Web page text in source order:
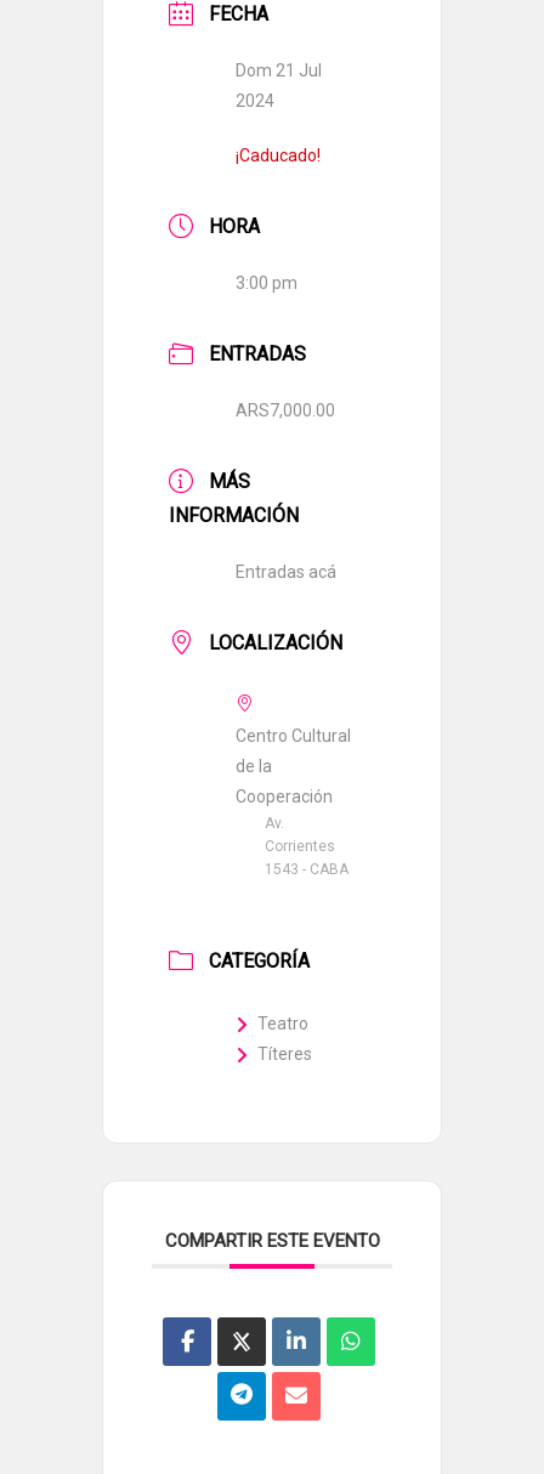
FECHA
Dom 21 Jul
2024
¡Caducado!
HORA
3:00 pm
ENTRADAS
ARS7,000.00
MÁS
INFORMACIÓN
Entradas acá
LOCALIZACIÓN
Centro Cultural
de la
Cooperación
Av.
Corrientes
1543 - CABA
CATEGORÍA
Teatro
Títeres
COMPARTIR ESTE EVENTO